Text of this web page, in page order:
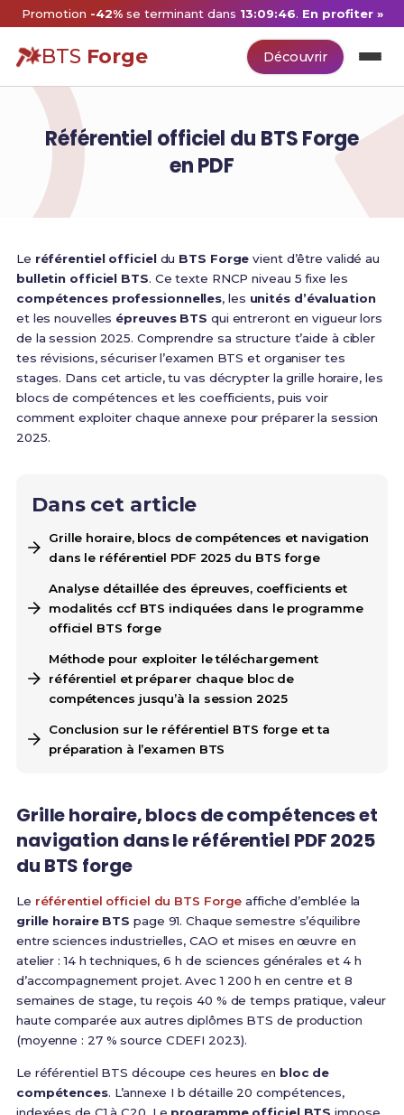
Promotion -42% se terminant dans 13:09:45. En profiter »
BTS Forge Découvrir
Référentiel officiel du BTS Forge
en PDF
Le référentiel officieldu BTS Forge vient d’être validé au
bulletin officiel BTS. Ce texte RNCP niveau 5 fixe les
compétences professionnelles, les unités d’évaluation
et les nouvelles épreuves BTS qui entreront en vigueur lors
de la session 2025. Comprendre sa structure t’aide à cibler
tes révisions, sécuriser l’examen BTS et organiser tes
stages. Dans cet article, tu vas décrypter la grille horaire, les
blocs de compétences et les coefficients, puis voir
comment exploiter chaque annexe pour préparer la session
2025.
Dans cet article
Grille horaire, blocs de compétences et navigation
dans le référentiel PDF 2025 du BTS forge
Analyse détaillée des épreuves, coefficients et
modalités ccf BTS indiquées dans le programme
officiel BTS forge
Méthode pour exploiter le téléchargement
référentiel et préparer chaque bloc de
compétences jusqu’à la session 2025
Conclusion sur le référentiel BTS forge et ta
préparation à l’examen BTS
Grille horaire, blocs de compétences et
navigation dans le référentiel PDF 2025
du BTS forge
Le référentiel officiel du BTS Forge affiche d’emblée la
grille horaire BTS page 91. Chaque semestre s’équilibre
entre sciences industrielles, CAO et mises en œuvre en
atelier : 14 h techniques, 6 h de sciences générales et 4 h
d’accompagnement projet. Avec 1 200 h en centre et 8
semaines de stage, tu reçois 40 % de temps pratique, valeur
haute comparée aux autres diplômes BTS de production
(moyenne : 27 % source CDEFI 2023).
Le référentiel BTS découpe ces heures en bloc de
compétences. L’annexe I b détaille 20 compétences,